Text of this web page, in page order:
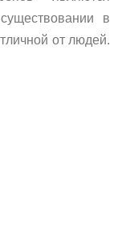
в
от людей.